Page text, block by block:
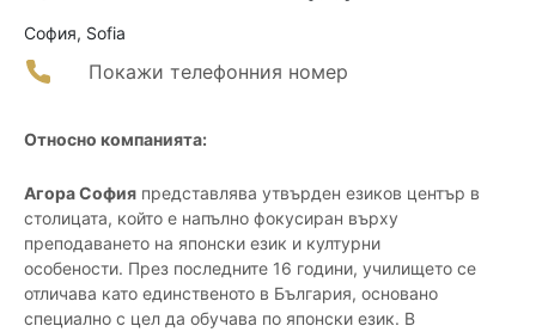
София, Sofia
Покажи телефонния номер
Относно компанията:
Агора София представлява утвърден езиков център в
столицата, който е напълно фокусиран върху
преподаването на японски език и културни
особености. През последните 16 години, училището се
отличава като единственото в България, основано
специално с цел да обучава по японски език. В